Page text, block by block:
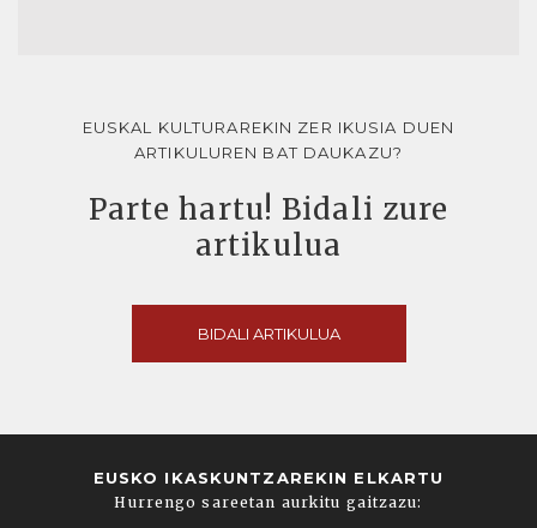
EUSKAL KULTURAREKIN ZER IKUSIA DUEN
ARTIKULUREN BAT DAUKAZU?
Parte hartu! Bidali zure
artikulua
BIDALI ARTIKULUA
EUSKO IKASKUNTZAREKIN ELKARTU
Hurrengo sareetan aurkitu gaitzazu: